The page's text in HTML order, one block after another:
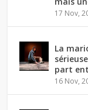
17 Nov,
La
part
16 Nov,